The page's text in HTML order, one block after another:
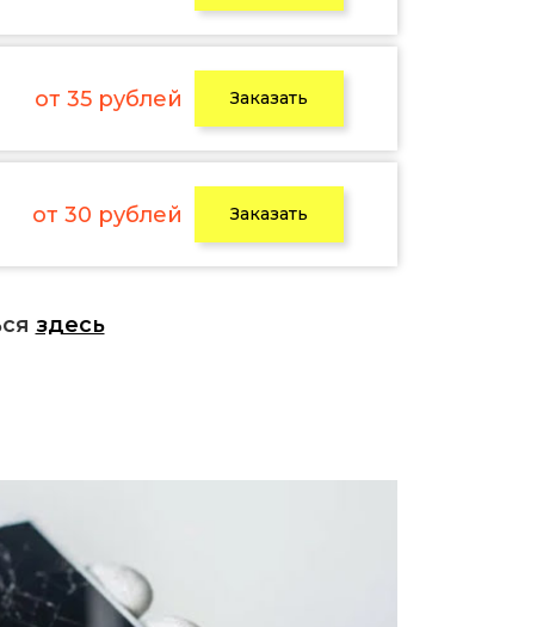
от 35 рублей Заказать
от 30 рублей Заказать
здесь